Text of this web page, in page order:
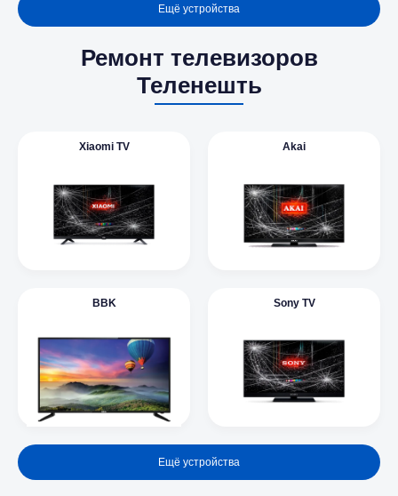
Ещё устройства
Ремонт телевизоров
Теленешть
Xiaomi TV Akai
BBK Sony TV
Ещё устройства